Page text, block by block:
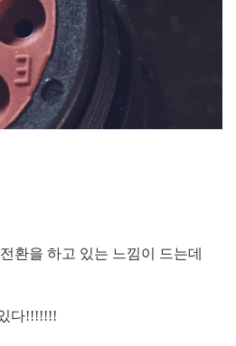
환을 하고 있는 느낌이 드는데
다!!!!!!!